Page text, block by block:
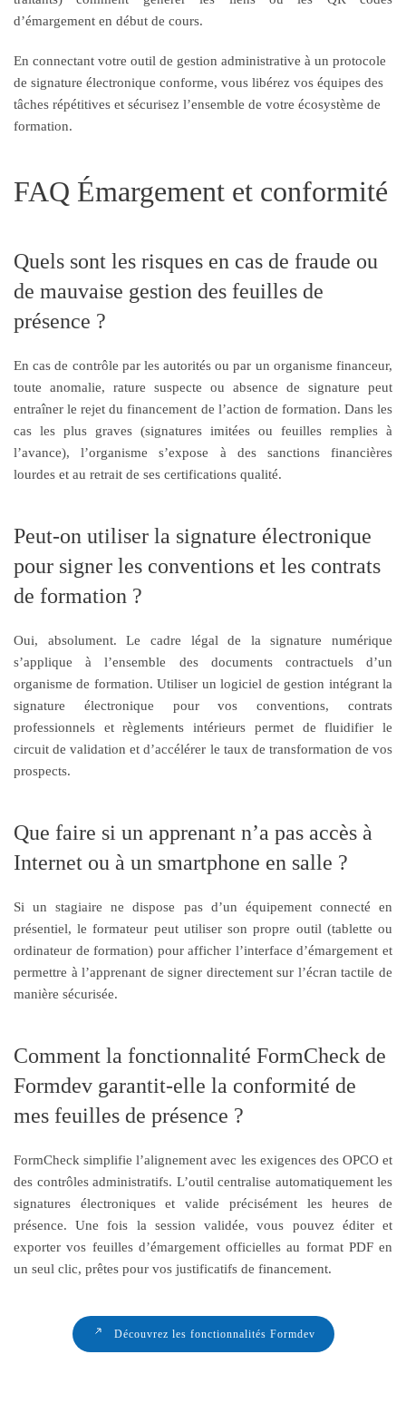
d’émargement en début de cours.
En connectant votre outil de gestion administrative à un protocole
de signature électronique conforme, vous libérez vos équipes des
tâches répétitives et sécurisez l’ensemble de votre écosystème de
formation.
FAQ Émargement et conformité
Quels sont les risques en cas de fraude ou
de mauvaise gestion des feuilles de
présence ?
En cas de contrôle par les autorités ou par un organisme financeur,
toute anomalie, rature suspecte ou absence de signature peut
entraîner le rejet du financement de l’action de formation. Dans les
cas les plus graves (signatures imitées ou feuilles remplies à
l’avance), l’organisme s’expose à des sanctions financières
lourdes et au retrait de ses certifications qualité.
Peut-on utiliser la signature électronique
pour signer les conventions et les contrats
de formation ?
Oui, absolument. Le cadre légal de la signature numérique
s’applique à l’ensemble des documents contractuels d’un
organisme de formation. Utiliser un logiciel de gestion intégrant la
signature électronique pour vos conventions, contrats
professionnels et règlements intérieurs permet de fluidifier le
circuit de validation et d’accélérer le taux de transformation de vos
prospects.
Que faire si un apprenant n’a pas accès à
Internet ou à un smartphone en salle ?
Si un stagiaire ne dispose pas d’un équipement connecté en
présentiel, le formateur peut utiliser son propre outil (tablette ou
ordinateur de formation) pour afficher l’interface d’émargement et
permettre à l’apprenant de signer directement sur l’écran tactile de
manière sécurisée.
Comment la fonctionnalité FormCheck de
Formdev garantit-elle la conformité de
mes feuilles de présence ?
FormCheck simplifie l’alignement avec les exigences des OPCO et
des contrôles administratifs. L’outil centralise automatiquement les
signatures électroniques et valide précisément les heures de
présence. Une fois la session validée, vous pouvez éditer et
exporter vos feuilles d’émargement officielles au format PDF en
un seul clic, prêtes pour vos justificatifs de financement.
Découvrez les fonctionnalités Formdev